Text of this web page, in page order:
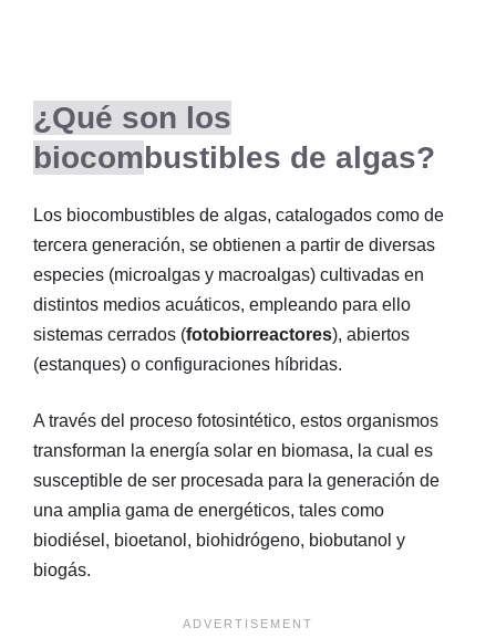
¿Qué son los
biocombustibles de algas?
Los biocombustibles de algas, catalogados como de
tercera generación, se obtienen a partir de diversas
especies (microalgas y macroalgas) cultivadas en
distintos medios acuáticos, empleando para ello
sistemas cerrados (fotobiorreactores), abiertos
(estanques) o configuraciones híbridas.
A través del proceso fotosintético, estos organismos
transforman la energía solar en biomasa, la cual es
susceptible de ser procesada para la generación de
una amplia gama de energéticos, tales como
biodiésel, bioetanol, biohidrógeno, biobutanol y
biogás.